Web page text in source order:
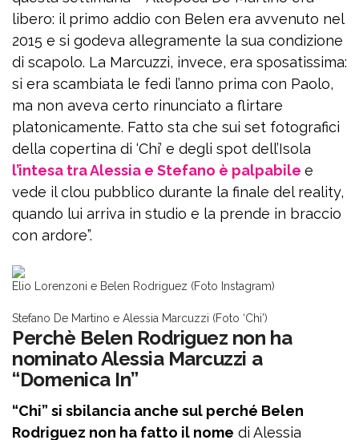
libero: il primo addio con Belen era avvenuto nel
2015 e si godeva allegramente la sua condizione
di scapolo. La Marcuzzi, invece, era sposatissima:
si era scambiata le fedi l’anno prima con Paolo,
ma non aveva certo rinunciato a flirtare
platonicamente. Fatto sta che sui set fotografici
della copertina di ‘Chi’ e degli spot dell’Isola
l’intesa tra Alessia e Stefano è palpabile e
vede il clou pubblico durante la finale del reality,
quando lui arriva in studio e la prende in braccio
con ardore”.
Elio Lorenzoni e Belen Rodriguez (Foto Instagram)
Stefano De Martino e Alessia Marcuzzi (Foto ‘Chi’)
Perchè Belen Rodriguez non ha
nominato Alessia Marcuzzi a
“Domenica In”
“Chi” si sbilancia anche sul perché Belen
Rodriguez non ha fatto il nome di Alessia